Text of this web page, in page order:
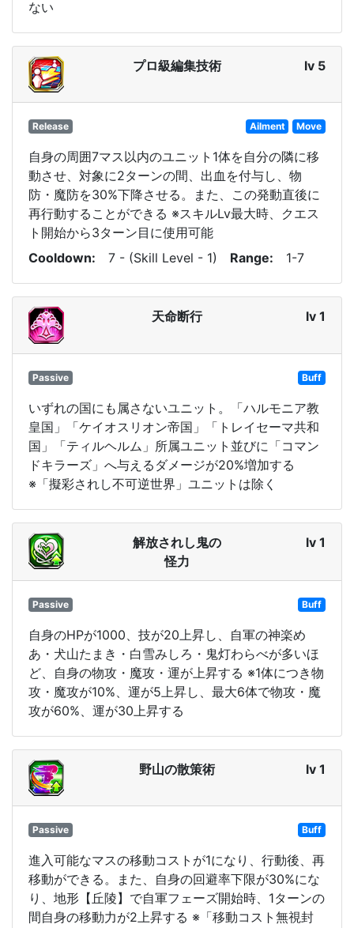
ない
プロ級編集技術 lv 5
Release Ailment Move
自身の周囲7マス以内のユニット1体を自分の隣に移
動させ、対象に2ターンの間、出血を付与し、物
防・魔防を30%下降させる。また、この発動直後に
再行動することができる ※スキルLv最大時、クエス
ト開始から3ターン目に使用可能
Cooldown
7 - (Skill Level - 1) Range 1-7
天命断行 lv 1
Passive Buff
いずれの国にも属さないユニット。「ハルモニア教
皇国」「ケイオスリオン帝国」「トレイセーマ共和
国」「ティルヘルム」所属ユニット並びに「コマン
ドキラーズ」へ与えるダメージが20%増加する
※「擬彩されし不可逆世界」ユニットは除く
解放されし鬼の
怪力
lv 1
Passive Buff
自身のHPが1000、技が20上昇し、自軍の神楽め
あ・犬山たまき・白雪みしろ・鬼灯わらべが多いほ
ど、自身の物攻・魔攻・運が上昇する ※1体につき物
攻・魔攻が10%、運が5上昇し、最大6体で物攻・魔
攻が60%、運が30上昇する
野山の散策術 lv 1
Passive Buff
進入可能なマスの移動コストが1になり、行動後、再
移動ができる。また、自身の回避率下限が30%にな
り、地形【丘陵】で自軍フェーズ開始時、1ターンの
間自身の移動力が2上昇する ※「移動コスト無視封